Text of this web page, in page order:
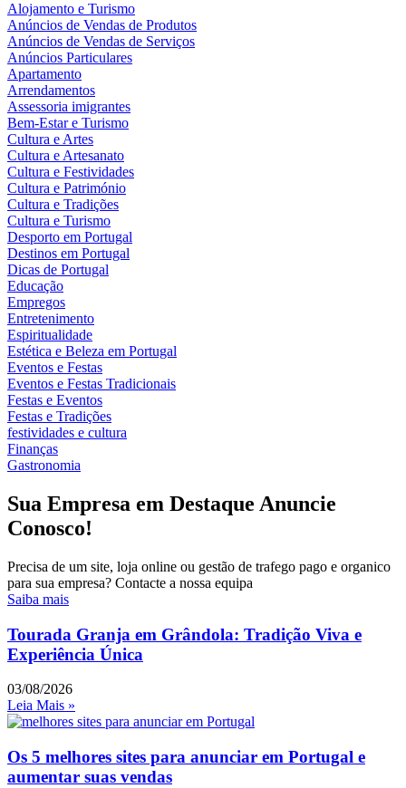
Alojamento e Turismo
Anúncios de Vendas de Produtos
Anúncios de Vendas de Serviços
Anúncios Particulares
Apartamento
Arrendamentos
Assessoria imigrantes
Bem-Estar e Turismo
Cultura e Artes
Cultura e Artesanato
Cultura e Festividades
Cultura e Património
Cultura e Tradições
Cultura e Turismo
Desporto em Portugal
Destinos em Portugal
Dicas de Portugal
Educação
Empregos
Entretenimento
Espiritualidade
Estética e Beleza em Portugal
Eventos e Festas
Eventos e Festas Tradicionais
Festas e Eventos
Festas e Tradições
festividades e cultura
Finanças
Gastronomia
Sua Empresa em Destaque Anuncie
Conosco!
Precisa de um site, loja online ou gestão de trafego pago e organico
para sua empresa? Contacte a nossa equipa
Saiba mais
Tourada Granja em Grândola: Tradição Viva e
Experiência Única
03/08/2026
Leia Mais »
Os 5 melhores sites para anunciar em Portugal e
aumentar suas vendas